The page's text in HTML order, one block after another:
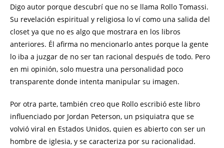
Digo autor porque descubrí que no se llama Rollo Tomassi.
Su revelación espiritual y religiosa lo ví como una salida del
closet ya que no es algo que mostrara en los libros
anteriores. Él afirma no mencionarlo antes porque la gente
lo iba a juzgar de no ser tan racional después de todo. Pero
en mi opinión, solo muestra una personalidad poco
transparente donde intenta manipular su imagen.
Por otra parte, también creo que Rollo escribió este libro
influenciado por Jordan Peterson, un psiquiatra que se
volvió viral en Estados Unidos, quien es abierto con ser un
hombre de iglesia, y se caracteriza por su racionalidad.